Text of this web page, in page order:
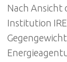
Nach Ansicht
Institution